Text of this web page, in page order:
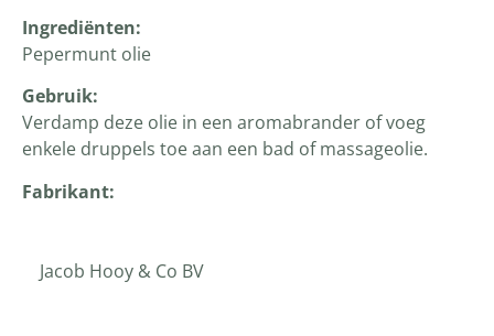
Ingrediënten:
Pepermunt olie
Gebruik:
Verdamp deze olie in een aromabrander of voeg
enkele druppels toe aan een bad of massageolie.
Fabrikant:
Jacob Hooy & Co BV